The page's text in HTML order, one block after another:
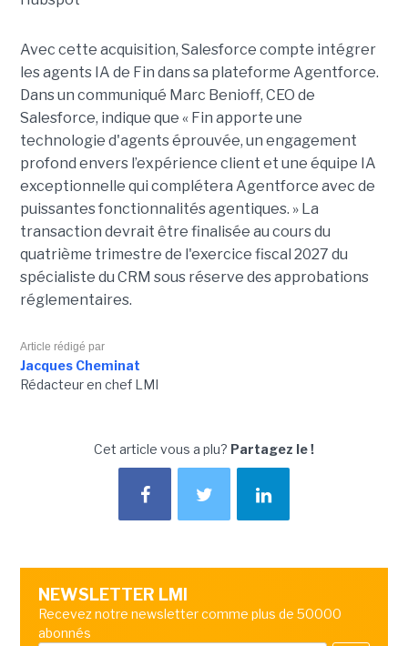
Avec cette acquisition, Salesforce compte intégrer
les agents IA de Fin dans sa plateforme Agentforce.
Dans un communiqué Marc Benioff, CEO de
Salesforce, indique que « Fin apporte une
technologie d'agents éprouvée, un engagement
profond envers l’expérience client et une équipe IA
exceptionnelle qui complétera Agentforce avec de
puissantes fonctionnalités agentiques. » La
transaction devrait être finalisée au cours du
quatrième trimestre de l'exercice fiscal 2027 du
spécialiste du CRM sous réserve des approbations
réglementaires.
Article rédigé par
Jacques Cheminat
Rédacteur en chef LMI
Cet article vous a plu? Partagez le !
NEWSLETTER LMI
Recevez notre newsletter comme plus de 50000
abonnés